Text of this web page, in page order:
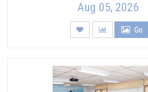
Aug 05, 2026
Go